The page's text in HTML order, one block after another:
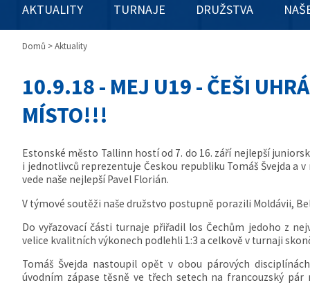
AKTUALITY TURNAJE DRUŽSTVA
Domů > Aktuality
10.9.18 - MEJ U19 - ČEŠI
MÍSTO!!!
Estonské město Tallinn hostí od 7. do 16. září nejlepší
i jednotlivců reprezentuje Českou republiku Tomáš Švejda
vede naše nejlepší Pavel Florián.
V týmové soutěži naše družstvo postupně porazili Moldávii,
Do vyřazovací části turnaje přiřadil los Čechům jedoho z
velice kvalitních výkonech podlehli 1:3 a celkově v turnaji
Tomáš Švejda nastoupil opět v obou párových
úvodním zápase těsně ve třech setech na francouzský